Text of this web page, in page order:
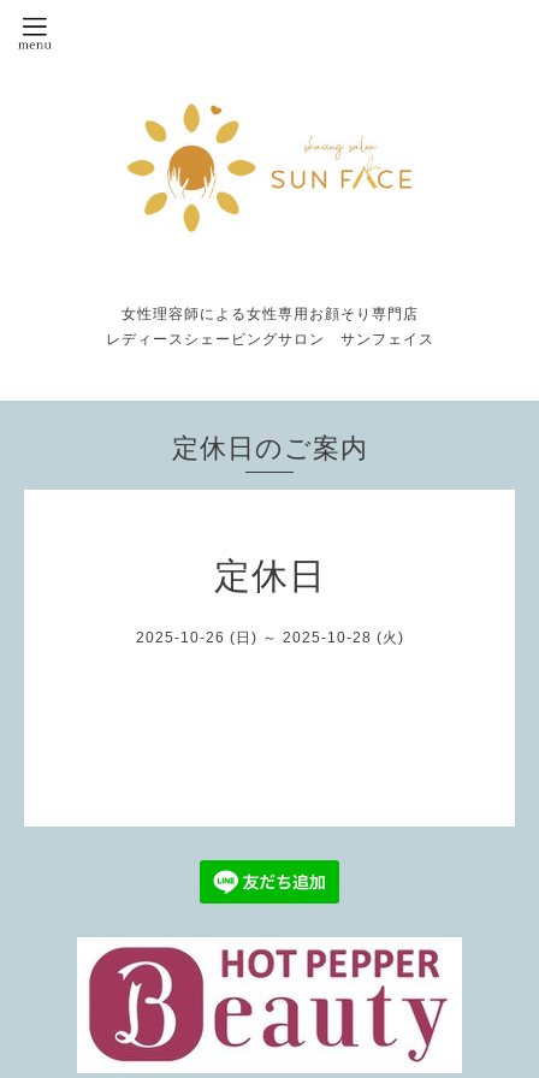
女性理容師による女性専用お顔そり専門店
レディースシェービングサロン サンフェイス
定休日のご案内
定休日
2025-10-26 (日) ～ 2025-10-28 (火)